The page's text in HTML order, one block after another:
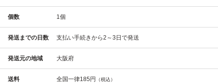
個数 1個
発送までの日数 支払い手続きから2～3日で発送
発送元の地域 大阪府
送料 全国一律185円 （税込）